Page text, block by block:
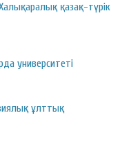
қазақ-түрік
университеті
ұлттық